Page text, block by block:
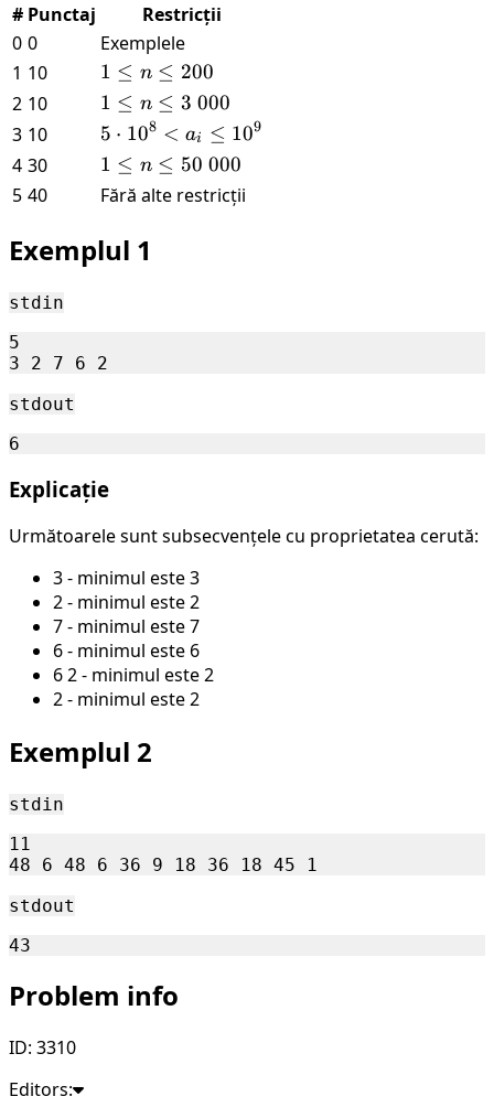
\leq
\cdot
a_i
# Punctaj
Restricții
0 0
Exemplele
1 10
1
\leq
n
\leq
200
1 ≤ n ≤ 200
2 10
1
\leq
n
\leq
3\
1 ≤ n ≤ 3 000
3 10
5
\cdot
10^8
< a_i
\leq
10^9
5 ⋅ 108 < ai ≤ 109
4 30
1
\leq
\leq
50\
1 ≤ n ≤ 50 000
5 40 Fără alte restricții
Exemplul 1
stdin
5
stdout
Explicație
Următoarele sunt subsecvențele cu proprietatea cerută:
3 - minimul este 3
2 - minimul este 2
7 - minimul este 7
6 - minimul este 6
6 2 - minimul este 2
2 - minimul este 2
Exemplul 2
stdin
11
stdout
Problem info
ID: 3310
Editors: